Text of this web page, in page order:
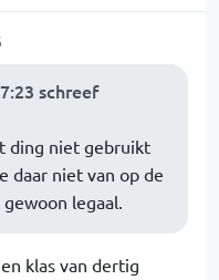
schreef
ding niet gebruikt
daar niet van op de
legaal.
klas van dertig